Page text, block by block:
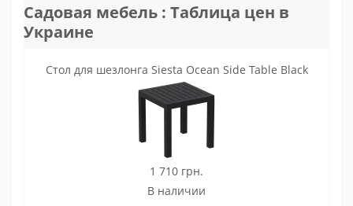
Садовая мебель : Таблица цен в
Украине
Стол для шезлонга Siesta Ocean Side Table Black
1 710 грн.
В наличии